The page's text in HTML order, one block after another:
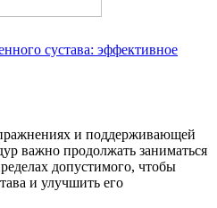
сустава: эффективное
и поддерживающей
важно продолжать заниматься
допустимого, чтобы
и улучшить его